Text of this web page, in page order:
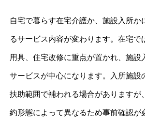
自宅で暮らす在宅介護か、施設入所か
るサービス内容が変わります。在宅で
用具、住宅改修に重点が置かれ、施設
サービスが中心になります。入所施設
扶助範囲で補われる場合がありますが
約形態によって異なるため事前確認が